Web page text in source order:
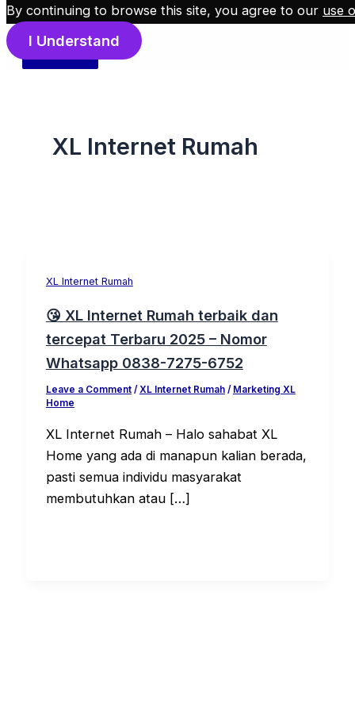
Skip
to
content
XL Internet Rumah
XL Internet Rumah
😘 XL Internet Rumah terbaik dan
tercepat Terbaru 2025 – Nomor
Whatsapp 0838-7275-6752
Leave a Comment / XL Internet Rumah/ Marketing XL
Home
XL Internet Rumah – Halo sahabat XL
Home yang ada di manapun kalian berada,
pasti semua individu masyarakat
membutuhkan atau […]
By continuing to browse this site, you agree to our use
I Understand